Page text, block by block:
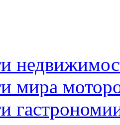
мира